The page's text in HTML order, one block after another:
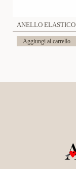
Aggiungi al carrello